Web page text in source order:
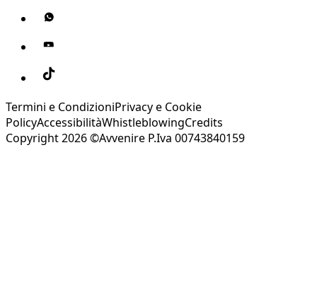
Termini e CondizioniPrivacy e Cookie
PolicyAccessibilitàWhistleblowingCredits
Copyright 2026 ©Avvenire P.Iva 00743840159